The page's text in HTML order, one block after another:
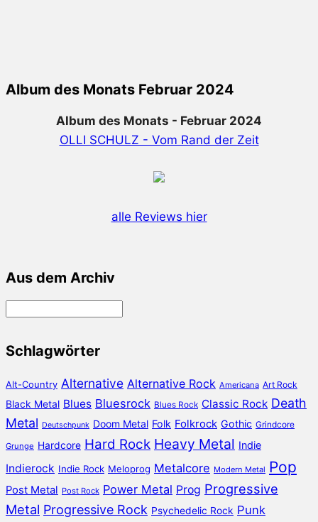
Album des Monats Februar 2024
Album des Monats - Februar 2024
OLLI SCHULZ - Vom Rand der Zeit
alle Reviews hier
Aus dem Archiv
Archiv
Schlagwörter
Alt-Country Alternative Alternative Rock Americana Art Rock
Black Metal Blues Bluesrock Blues Rock Classic Rock Death
Metal Deutschpunk Doom Metal Folk Folkrock Gothic Grindcore
Grunge Hardcore Hard Rock Heavy Metal Indie
Indierock Indie Rock Meloprog Metalcore Modern Metal Pop
Post Metal Post Rock Power Metal Prog Progressive
Metal Progressive Rock Psychedelic Rock Punk